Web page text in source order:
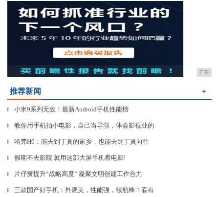
广告
推荐新闻 ＋
▎ 小米9系列无敌！最新Android手机性能榜
▎ 教你用手机拍小电影，自己当导演，体会影视业的
▎ 哈弗H9：能去到丁真的家乡，也能去到丁真向往
▎ 假期不去影院 就用这部大屏手机看电影!
▎ 片仔癀提升“战略高度” 凝聚文明创建工作合力
▎ 三款国产好手机：外观美，性能强，续航棒！看有